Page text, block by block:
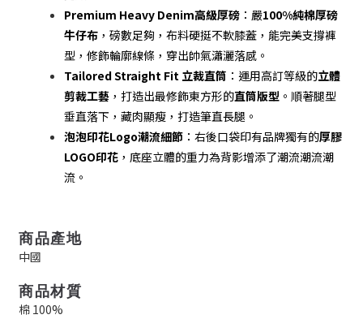
Premium Heavy Denim高級厚磅 ：嚴100%純棉厚磅
牛仔布 ，磅數足夠，布料硬挺不軟膝蓋，能完美支撐褲
型，修飾輪廓線條，穿出帥氣瀟灑落感。
Tailored Straight Fit 立裁直筒 ：運用高訂等級的立體
剪裁工藝 ，打造出最修飾東方形的直筒版型 。順著腿型
垂直落下，藏肉顯瘦，打造筆直長腿。
泡泡印花Logo潮流細節 ：右後口袋印有品牌獨有的厚膠
LOGO印花 ，底座立體的重力為背影增添了潮流潮流潮
流。
商品產地
中國
商品材質
棉 100%